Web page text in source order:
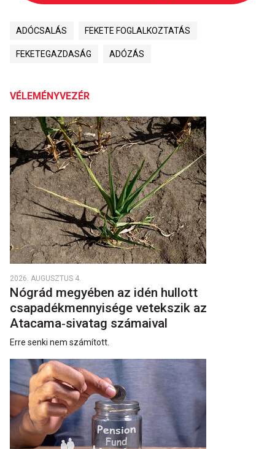
ADÓCSALÁS FEKETE FOGLALKOZTATÁS
FEKETEGAZDASÁG ADÓZÁS
VÉLEMÉNYVEZÉR
2026. AUGUSZTUS 4.
Nógrád megyében az idén hullott
csapadékmennyisége vetekszik az
Atacama‑sivatag számaival
Erre senki nem számított.